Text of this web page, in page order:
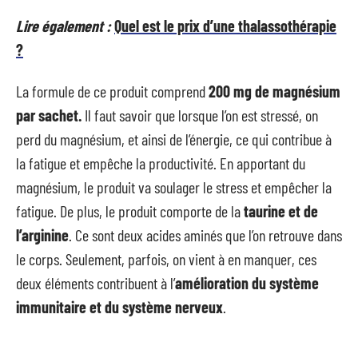
Lire également :Quel est le prix d’une thalassothérapie
?
La formule de ce produit comprend200 mg de magnésium
par sachet. Il faut savoir que lorsque l’on est stressé, on
perd du magnésium, et ainsi de l’énergie, ce qui contribue à
la fatigue et empêche la productivité. En apportant du
magnésium, le produit va soulager le stress et empêcher la
fatigue. De plus, le produit comporte de lataurine et de
l’arginine. Ce sont deux acides aminés que l’on retrouve dans
le corps. Seulement, parfois, on vient à en manquer, ces
deux éléments contribuent à l’amélioration du système
immunitaire et du système nerveux.